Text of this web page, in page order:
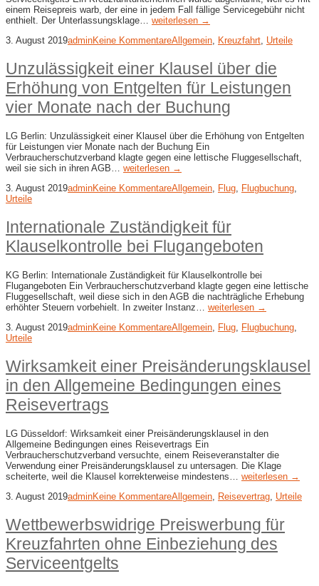
einem Reisepreis warb, der eine in jedem Fall fällige Servicegebühr nicht
enthielt. Der Unterlassungsklage… weiterlesen →
3. August 2019adminKeine KommentareAllgemein Kreuzfahrt Urteile
Unzulässigkeit einer Klausel über die
Erhöhung von Entgelten für Leistungen
vier Monate nach der Buchung
LG Berlin: Unzulässigkeit einer Klausel über die Erhöhung von Entgelten
für Leistungen vier Monate nach der Buchung Ein
Verbraucherschutzverband klagte gegen eine lettische Fluggesellschaft,
weil sie sich in ihren AGB… weiterlesen →
3. August 2019adminKeine KommentareAllgemein Flug Flugbuchung
Urteile
Internationale Zuständigkeit für
Klauselkontrolle bei Flugangeboten
KG Berlin: Internationale Zuständigkeit für Klauselkontrolle bei
Flugangeboten Ein Verbraucherschutzverband klagte gegen eine lettische
Fluggesellschaft, weil diese sich in den AGB die nachträgliche Erhebung
erhöhter Steuern vorbehielt. In zweiter Instanz… weiterlesen →
3. August 2019adminKeine KommentareAllgemein, Flug, Flugbuchung,
Urteile
Wirksamkeit einer Preisänderungsklausel
in den Allgemeine Bedingungen eines
Reisevertrags
LG Düsseldorf: Wirksamkeit einer Preisänderungsklausel in den
Allgemeine Bedingungen eines Reisevertrags Ein
Verbraucherschutzverband versuchte, einem Reiseveranstalter die
Verwendung einer Preisänderungsklausel zu untersagen. Die Klage
scheiterte, weil die Klausel korrekterweise mindestens… weiterlesen →
3. August 2019adminKeine KommentareAllgemein, Reisevertrag, Urteile
Wettbewerbswidrige Preiswerbung für
Kreuzfahrten ohne Einbeziehung des
Serviceentgelts